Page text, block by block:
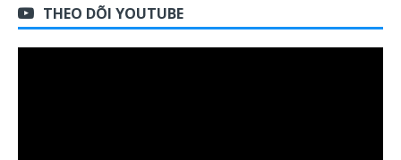
THEO DÕI YOUTUBE